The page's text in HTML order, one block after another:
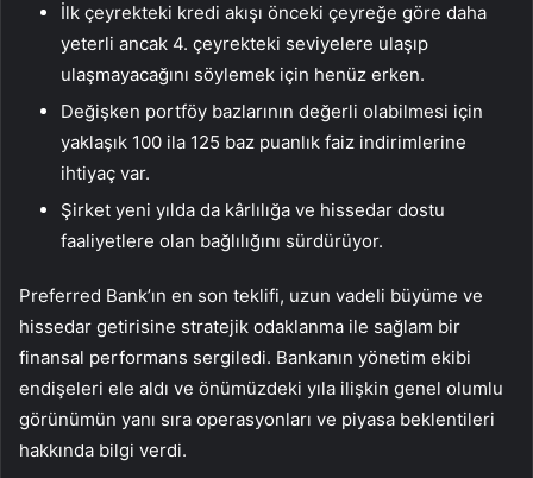
İlk çeyrekteki kredi akışı önceki çeyreğe göre daha
yeterli ancak 4. çeyrekteki seviyelere ulaşıp
ulaşmayacağını söylemek için henüz erken.
Değişken portföy bazlarının değerli olabilmesi için
yaklaşık 100 ila 125 baz puanlık faiz indirimlerine
ihtiyaç var.
Şirket yeni yılda da kârlılığa ve hissedar dostu
faaliyetlere olan bağlılığını sürdürüyor.
Preferred Bank’ın en son teklifi, uzun vadeli büyüme ve
hissedar getirisine stratejik odaklanma ile sağlam bir
finansal performans sergiledi. Bankanın yönetim ekibi
endişeleri ele aldı ve önümüzdeki yıla ilişkin genel olumlu
görünümün yanı sıra operasyonları ve piyasa beklentileri
hakkında bilgi verdi.